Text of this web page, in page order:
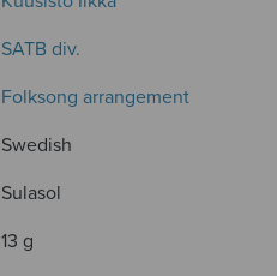
SATB div.
Folksong arrangement
Swedish
Sulasol
13 g